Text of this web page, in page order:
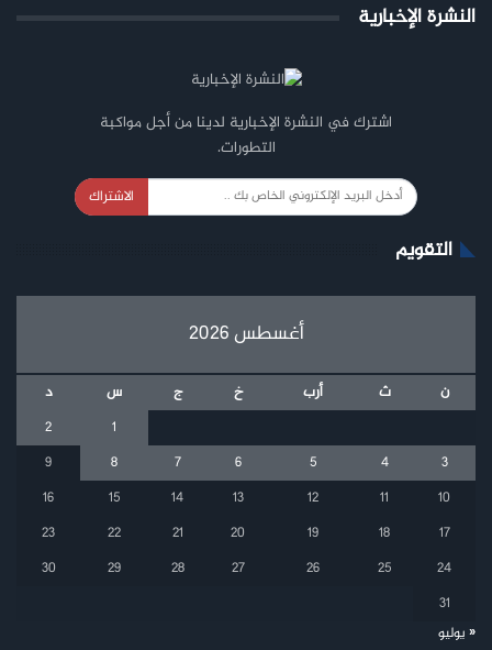
النشرة الإخبارية
اشترك في النشرة الإخبارية لدينا من أجل مواكبة
التطورات.
الاشتراك
التقويم
أغسطس 2026
ن ث أرب خ ج س
د
1
2
3
4
5
6
7
8
9
10
11
12
13
14
15
16
17
18
19
20
21
22
23
24
25
26
27
28
29
30
31
« يوليو